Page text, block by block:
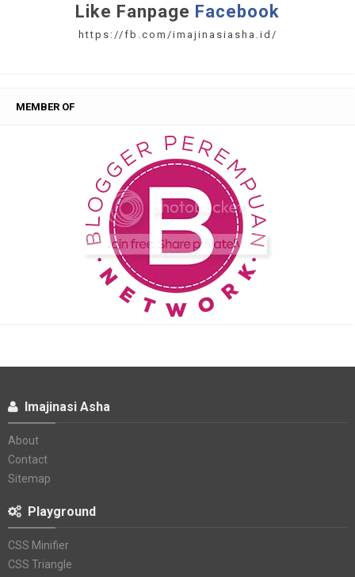
Like Fanpage Facebook
https://fb.com/imajinasiasha.id/
MEMBER OF
Imajinasi Asha
About
Contact
Sitemap
Playground
CSS Minifier
CSS Triangle